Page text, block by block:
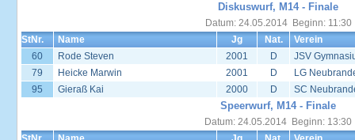
Diskuswurf, M14 - Finale
Datum: 24.05.2014 Beginn: 11:30
StNr.
Name Jg Nat.
Verein
60
Rode Steven 2001 D
JSV
79
Heicke Marwin 2001 D
LG
95
Gieraß Kai 2000 D SC
Speerwurf, M14 - Finale
Datum: 24.05.2014 Beginn: 13:30